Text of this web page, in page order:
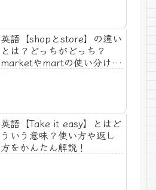
英語【shopとstore】の違い
とは？どっちがどっち？
marketやmartの使い分けも
英語【Take it easy】とはど
ういう意味？使い方や返し
方をかんたん解説！